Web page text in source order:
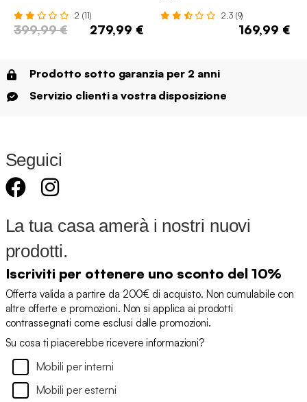
2 (11)
399,99 € 279,99 €
2.3 (9)
169,99 €
Prodotto sotto garanzia per 2 anni
Servizio clienti a vostra disposizione
Seguici
La tua casa amerà i nostri nuovi
prodotti.
Iscriviti per ottenere uno sconto del 10%
Offerta valida a partire da 200€ di acquisto. Non cumulabile con
altre offerte e promozioni. Non si applica ai prodotti
contrassegnati come esclusi dalle promozioni.
Su cosa ti piacerebbe ricevere informazioni?
Mobili per interni
Mobili per esterni